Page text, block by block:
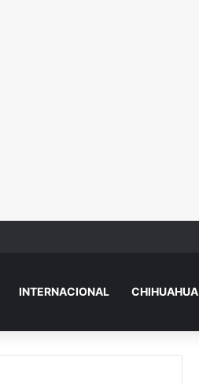
INTERNACIONAL CHIHUAHUA